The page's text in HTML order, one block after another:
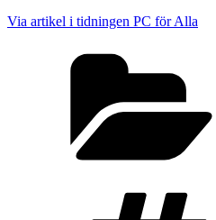
Via artikel i tidningen PC för Alla